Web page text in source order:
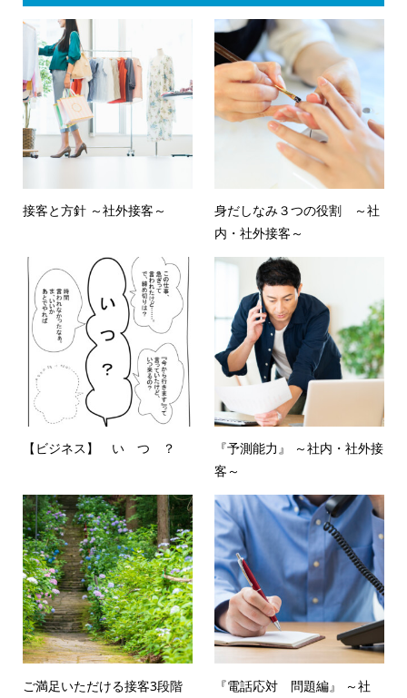
接客と方針 ～社外接客～
身だしなみ３つの役割 ～社
内・社外接客～
【ビジネス】 い つ ？
『予測能力』 ～社内・社外接
客～
ご満足いただける接客3段階
『電話応対 問題編』 ～社